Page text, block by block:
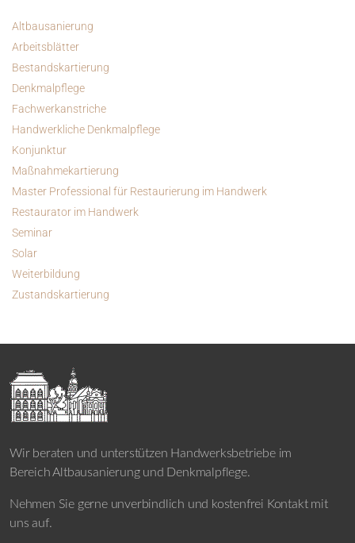
Altbausanierung
Arbeitsblätter
Bestandskartierung
Denkmalpflege
Fachwerkanstriche
Handwerkliche Denkmalpflege
Konjunktur
Maßnahmekartierung
Master Professional für Restaurierung im Handwerk
Restaurator im Handwerk
Seminar
Solar
Weiterbildung
Zustandskartierung
Wir beraten und unterstützen Handwerksbetriebe im
Bereich Altbausanierung und Denkmalpflege.
Nehmen Sie gerne unverbindlich und kostenfrei Kontakt mit
uns auf.